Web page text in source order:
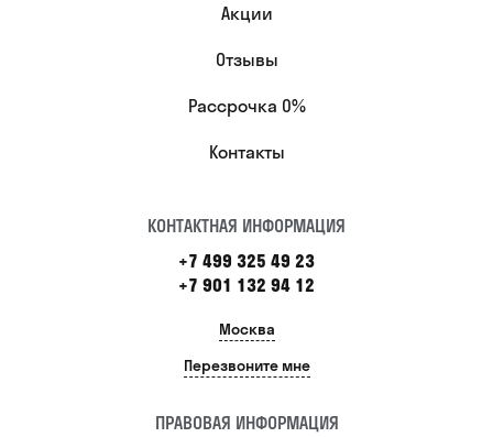
Акции
Отзывы
Рассрочка 0%
Контакты
КОНТАКТНАЯ ИНФОРМАЦИЯ
+7 499 325 49 23
+7 901 132 94 12
Москва
Перезвоните мне
ПРАВОВАЯ ИНФОРМАЦИЯ